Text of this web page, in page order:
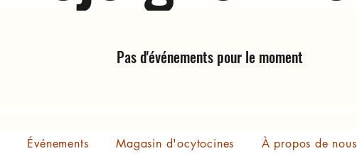
Pas d'événements pour le moment
Événements Magasin d'ocytocines À propos de nous